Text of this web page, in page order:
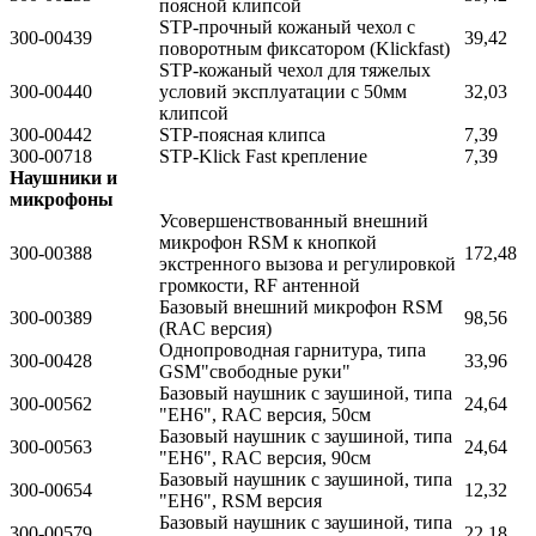
поясной клипсой
300-00439
STP-прочный кожаный чехол с
поворотным фиксатором (Klickfast)
39,42
300-00440
STP-кожаный чехол для тяжелых
условий эксплуатации с 50мм
клипсой
32,03
300-00442 STP-поясная клипса
7,39
300-00718
STP-Klick Fast крепление
7,39
Наушники и
микрофоны
300-00388
Усовершенствованный внешний
микрофон RSM к кнопкой
экстренного вызова и регулировкой
громкости, RF антенной
172,48
300-00389
Базовый внешний микрофон RSM
(RAC версия)
98,56
300-00428
Однопроводная гарнитура, типа
GSM"свободные руки"
33,96
300-00562
Базовый наушник с заушиной, типа
"ЕН6", RAC версия, 50см
24,64
300-00563
Базовый наушник с заушиной, типа
"ЕН6", RAC версия, 90см
24,64
300-00654
Базовый наушник с заушиной, типа
"ЕН6", RSM версия
12,32
Базовый наушник с заушиной, типа